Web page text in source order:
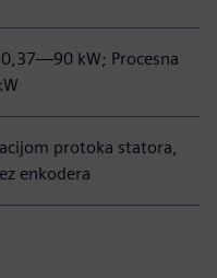
kW; Procesna
protoka statora,
enkodera